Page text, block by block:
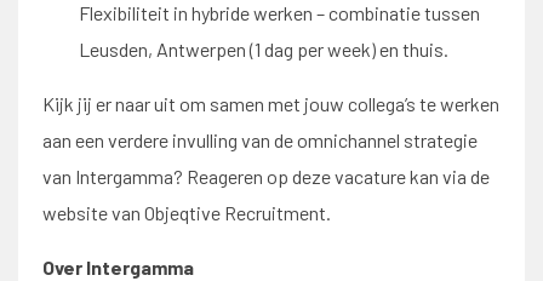
Flexibiliteit in hybride werken – combinatie tussen
Leusden, Antwerpen (1 dag per week) en thuis.
Kijk jij er naar uit om samen met jouw collega’s te werken
aan een verdere invulling van de omnichannel strategie
van Intergamma? Reageren op deze vacature kan via de
website van Objeqtive Recruitment.
Over Intergamma